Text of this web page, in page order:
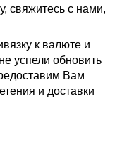
свяжитесь с нами,
к валюте и
успели обновить
Вам
и доставки